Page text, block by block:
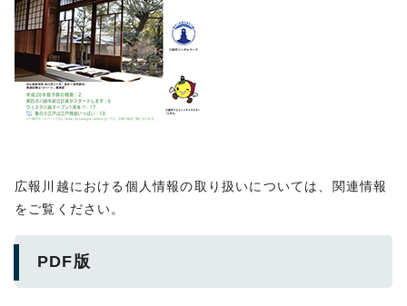
広報川越における個人情報の取り扱いについては、関連情報
をご覧ください。
PDF版